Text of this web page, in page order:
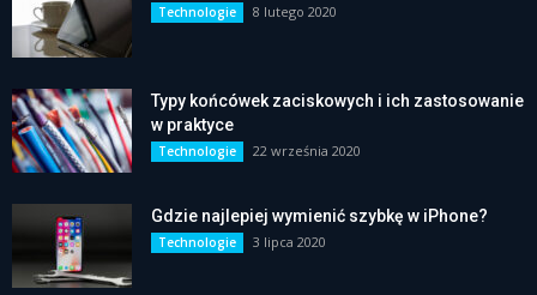
Technologie 8 lutego 2020
Typy końcówek zaciskowych i ich zastosowanie
w praktyce
Technologie 22 września 2020
Gdzie najlepiej wymienić szybkę w iPhone?
Technologie 3 lipca 2020